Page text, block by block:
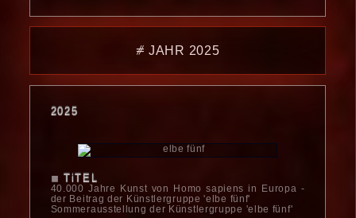
⧣ JAHR 2025
2025
◼ TiTEL
40.000 Jahre Kunst von Homo sapiens in Europa -
der Beitrag der Künstlergruppe 'elbe fünf'
Sommerausstellung der Künstlergruppe 'elbe fünf'